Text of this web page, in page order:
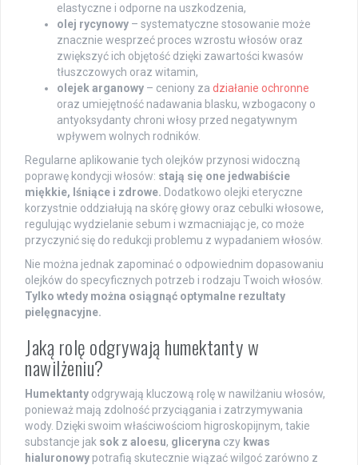
elastyczne i odporne na uszkodzenia,
olej rycynowy – systematyczne stosowanie może
znacznie wesprzeć proces wzrostu włosów oraz
zwiększyć ich objętość dzięki zawartości kwasów
tłuszczowych oraz witamin,
olejek arganowy – ceniony za działanie ochronne
oraz umiejętność nadawania blasku, wzbogacony o
antyoksydanty chroni włosy przed negatywnym
wpływem wolnych rodników.
Regularne aplikowanie tych olejków przynosi widoczną
poprawę kondycji włosów: stają się one jedwabiście
miękkie, lśniące i zdrowe. Dodatkowo olejki eteryczne
korzystnie oddziałują na skórę głowy oraz cebulki włosowe,
regulując wydzielanie sebum i wzmacniając je, co może
przyczynić się do redukcji problemu z wypadaniem włosów.
Nie można jednak zapominać o odpowiednim dopasowaniu
olejków do specyficznych potrzeb i rodzaju Twoich włosów.
Tylko wtedy można osiągnąć optymalne rezultaty
pielęgnacyjne.
Jaką rolę odgrywają humektanty w
nawilżeniu?
Humektanty odgrywają kluczową rolę w nawilżaniu włosów,
ponieważ mają zdolność przyciągania i zatrzymywania
wody. Dzięki swoim właściwościom higroskopijnym, takie
substancje jak sok z aloesu, gliceryna czy kwas
hialuronowy potrafią skutecznie wiązać wilgoć zarówno z